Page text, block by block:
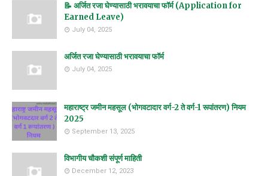
📝 अर्जित रजा घेण्यासाठी भरावयाचा फॉर्म (Application for
Earned Leave)
July 04, 2025
अर्जित रजा घेण्यासाठी भरावयाचा फॉर्म
July 04, 2025
महाराष्ट्र जमीन महसूल (भोगवटादार वर्ग-2 ते वर्ग-1 रूपांतरण) नियम
2025
September 13, 2025
विभागीय चौकशी संपूर्ण माहिती
December 12, 2023